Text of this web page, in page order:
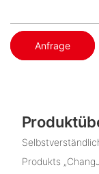
Anfrage
Produkts